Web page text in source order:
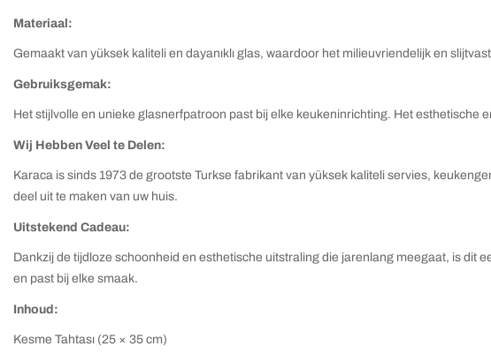
Materiaal:
Gemaakt van yüksek kaliteli en dayanıklı glas, waardoor het milieuvriendelijk en
Gebruiksgemak:
Het stijlvolle en unieke glasnerfpatroon past bij elke keukeninrichting. Het
Wij Hebben Veel te Delen:
Karaca is sinds 1973 de grootste Turkse fabrikant van yüksek kaliteli servies,
deel uit te maken van uw huis.
Uitstekend Cadeau:
Dankzij de tijdloze schoonheid en esthetische uitstraling die jarenlang meegaat, is
en past bij elke smaak.
Inhoud:
Kesme Tahtası (25 × 35 cm)